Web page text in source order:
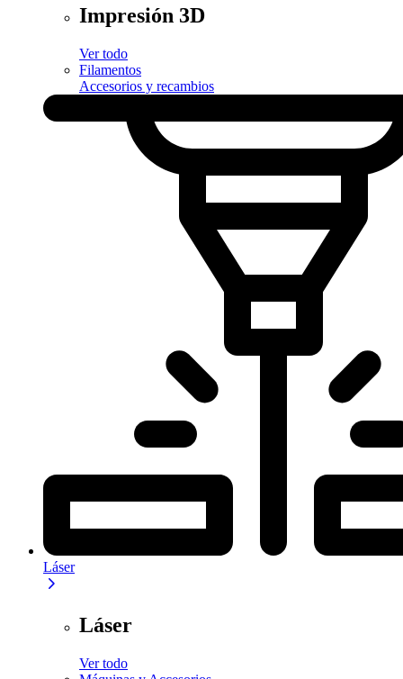
Impresión 3D
Ver todo
Filamentos
Accesorios y recambios
Láser
Láser
Ver todo